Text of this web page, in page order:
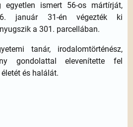
egyetlen ismert 56-os mártírját,
január 31-én végezték ki
a 301. parcellában.
tanár, irodalomtörténész,
gondolattal elevenítette fel
és halálát.